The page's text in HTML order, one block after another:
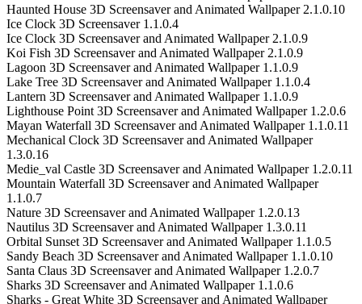
Haunted House 3D Screensaver and Animated Wallpaper 2.1.0.10
Ice Clock 3D Screensaver 1.1.0.4
Ice Clock 3D Screensaver and Animated Wallpaper 2.1.0.9
Koi Fish 3D Screensaver and Animated Wallpaper 2.1.0.9
Lagoon 3D Screensaver and Animated Wallpaper 1.1.0.9
Lake Tree 3D Screensaver and Animated Wallpaper 1.1.0.4
Lantern 3D Screensaver and Animated Wallpaper 1.1.0.9
Lighthouse Point 3D Screensaver and Animated Wallpaper 1.2.0.6
Mayan Waterfall 3D Screensaver and Animated Wallpaper 1.1.0.11
Mechanical Clock 3D Screensaver and Animated Wallpaper
1.3.0.16
Medie_val Castle 3D Screensaver and Animated Wallpaper 1.2.0.11
Mountain Waterfall 3D Screensaver and Animated Wallpaper
1.1.0.7
Nature 3D Screensaver and Animated Wallpaper 1.2.0.13
Nautilus 3D Screensaver and Animated Wallpaper 1.3.0.11
Orbital Sunset 3D Screensaver and Animated Wallpaper 1.1.0.5
Sandy Beach 3D Screensaver and Animated Wallpaper 1.1.0.10
Santa Claus 3D Screensaver and Animated Wallpaper 1.2.0.7
Sharks 3D Screensaver and Animated Wallpaper 1.1.0.6
Sharks - Great White 3D Screensaver and Animated Wallpaper